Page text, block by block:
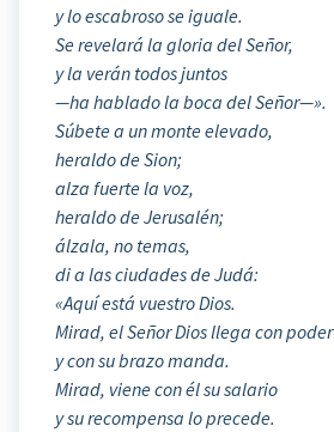
y lo escabroso se iguale.
Se revelará la gloria del Señor,
y la verán todos juntos
—ha hablado la boca del Señor—».
Súbete a un monte elevado,
heraldo de Sion;
alza fuerte la voz,
heraldo de Jerusalén;
álzala, no temas,
di a las ciudades de Judá:
«Aquí está vuestro Dios.
Mirad, el Señor Dios llega con poder
y con su brazo manda.
Mirad, viene con él su salario
y su recompensa lo precede.